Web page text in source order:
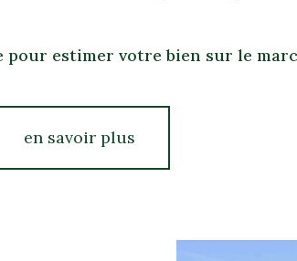
estimer votre bien sur le
en savoir plus